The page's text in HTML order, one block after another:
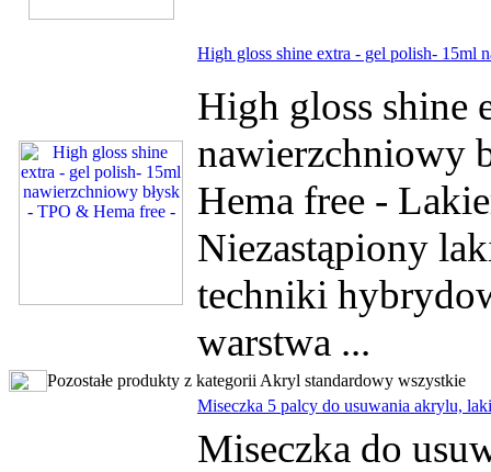
High gloss shine extra - gel polish- 15ml
High gloss shine
nawierzchniowy
Hema free -
Niezastąpiony
techniki
warstwa ...
Pozostałe produkty z kategorii Akryl standardowy wszystkie
Miseczka 5 palcy do usuwania akrylu,
Miseczka do